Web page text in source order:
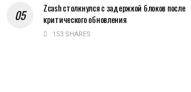
Zcash столкнулся с задержкой блоков после
критического обновления
153 SHARES